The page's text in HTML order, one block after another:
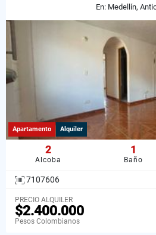
En: Medellín,
Apartamento Alquiler
2
Alcoba
1
Baño
7107606
PRECIO ALQUILER
$2.400.000
Pesos Colombianos